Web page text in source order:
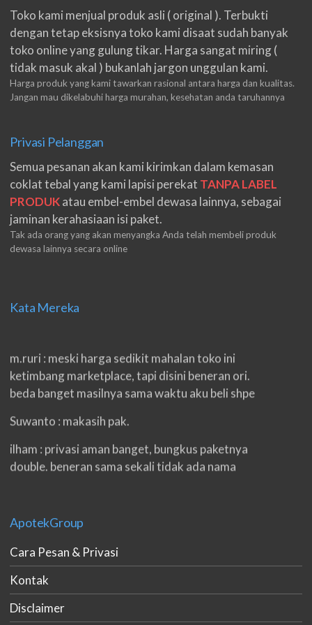
Toko kami menjual produk asli ( original ). Terbukti
dengan tetap eksisnya toko kami disaat sudah banyak
toko online yang gulung tikar. Harga sangat miring (
tidak masuk akal ) bukanlah jargon unggulan kami.
Harga produk yang kami tawarkan rasional antara harga dan kualitas.
Jangan mau dikelabuhi harga murahan, kesehatan anda taruhannya
Privasi Pelanggan
Semua pesanan akan kami kirimkan dalam kemasan
coklat tebal yang kami lapisi perekat TANPA LABEL
PRODUKatau embel-embel dewasa lainnya, sebagai
jaminan kerahasiaan isi paket.
Tak ada orang yang akan menyangka Anda telah membeli produk
dewasa lainnya secara online
Kata Mereka
m.ruri : meski harga sedikit mahalan toko ini
ketimbang marketplace, tapi disini beneran ori.
beda banget masilnya sama waktu aku beli shpe
Suwanto : makasih pak.
ilham : privasi aman banget, bungkus paketnya
double. beneran sama sekali tidak ada nama
gan. cpet bgt
h.dzowi : ampuh mas kamu punya viagra, saya
kasih bintang 5 pokoknya. oh iya mas, napa tidak
jual di shopee?
bgus irwan : baru tambah 2 cm, tpy ini bru make 3
ApotekGroup
Cara Pesan & Privasi
Kontak
Disclaimer